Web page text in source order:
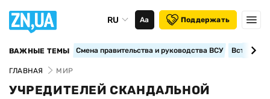
RU Аа Поддержать
ВАЖНЫЕ ТЕМЫ Смена правительства и руководства ВСУ
ГЛАВНАЯ МИР
УЧРЕДИТЕЛЕЙ СКАНДАЛЬНОЙ